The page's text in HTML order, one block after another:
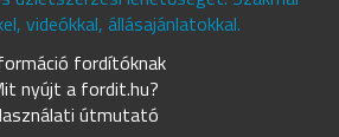
videókkal, állásajánlatokkal.
fordítóknak
nyújt a fordit.hu?
útmutató